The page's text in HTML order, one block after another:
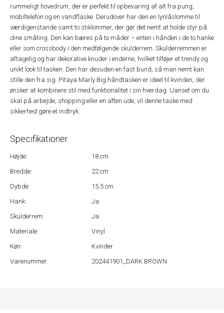
rummeligt hovedrum, der er perfekt til opbevaring af alt fra pung,
mobiltelefon og en vandflaske. Derudover har den en lynlåslomme til
værdigenstande samt to stiklommer, der gør det nemt at holde styr på
dine småting. Den kan bæres på to måder – enten i hånden i de to hanke
eller som crossbody i den medfølgende skulderrem. Skulderremmen er
aftagelig og har dekorative knuder i enderne, hvilket tilføjer et trendy og
unikt look til tasken. Den har desuden en fast bund, så man nemt kan
stille den fra sig. Pitaya Marly Big håndtasken er ideel til kvinden, der
ønsker at kombinere stil med funktionalitet i sin hverdag. Uanset om du
skal på arbejde, shopping eller en aften ude, vil denne taske med
sikkerhed gøre et indtryk.
Specifikationer
Højde:
18 cm
Bredde:
22 cm
Dybde:
15,5 cm
Hank:
Ja
Skulderrem:
Ja
Materiale:
Vinyl
Køn:
Kvinder
Varenummer:
202441901_DARK BROWN